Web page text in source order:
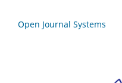
Open Journal Systems